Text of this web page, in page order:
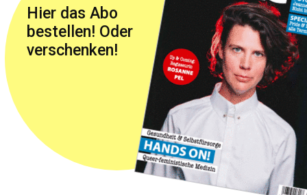
Hier das Abo
bestellen! Oder
verschenken!